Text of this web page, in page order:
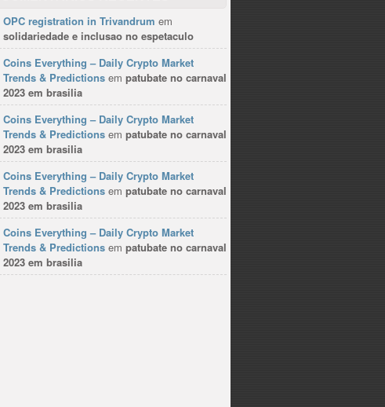
OPC registration in Trivandrum em
solidariedade e inclusao no espetaculo
Coins Everything – Daily Crypto Market
Trends & Predictions em patubate no carnaval
2023 em brasilia
Coins Everything – Daily Crypto Market
Trends & Predictions em patubate no carnaval
2023 em brasilia
Coins Everything – Daily Crypto Market
Trends & Predictions em patubate no carnaval
2023 em brasilia
Coins Everything – Daily Crypto Market
Trends & Predictions em patubate no carnaval
2023 em brasilia